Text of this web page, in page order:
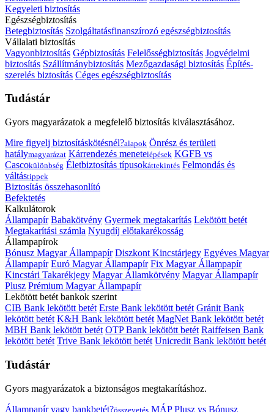
Kegyeleti biztosítás
Egészségbiztosítás
Betegbiztosítás Szolgáltatásfinanszírozó egészségbiztosítás
Vállalati biztosítás
Vagyonbiztosítás Gépbiztosítás Felelősségbiztosítás Jogvédelmi
biztosítás Szállítmánybiztosítás Mezőgazdasági biztosítás Építés-
szerelés biztosítás Céges egészségbiztosítás
Tudástár
Gyors magyarázatok a megfelelő biztosítás kiválasztásához.
Mire figyelj biztosításkötésnél?alapok Önrész és területi
hatálymagyarázat Kárrendezés menetelépések KGFB vs
Cascokülönbség Életbiztosítás típusokáttekintés Felmondás és
váltástippek
Biztosítás összehasonlító
Befektetés
Kalkulátorok
Állampapír Babakötvény Gyermek megtakarítás Lekötött betét
Megtakarítási számla Nyugdíj előtakarékosság
Állampapírok
Bónusz Magyar Állampapír Diszkont Kincstárjegy Egyéves Magyar
Állampapír Euró Magyar Állampapír Fix Magyar Állampapír
Kincstári Takarékjegy Magyar Államkötvény Magyar Állampapír
Plusz Prémium Magyar Állampapír
Lekötött betét bankok szerint
CIB Bank lekötött betét Erste Bank lekötött betét Gránit Bank
lekötött betét K&H Bank lekötött betét MagNet Bank lekötött betét
MBH Bank lekötött betét OTP Bank lekötött betét Raiffeisen Bank
lekötött betét Trive Bank lekötött betét Unicredit Bank lekötött betét
Tudástár
Gyors magyarázatok a biztonságos megtakarításhoz.
Állampapír vagy bankbetét?összevetés MÁP Plusz vs Bónusz